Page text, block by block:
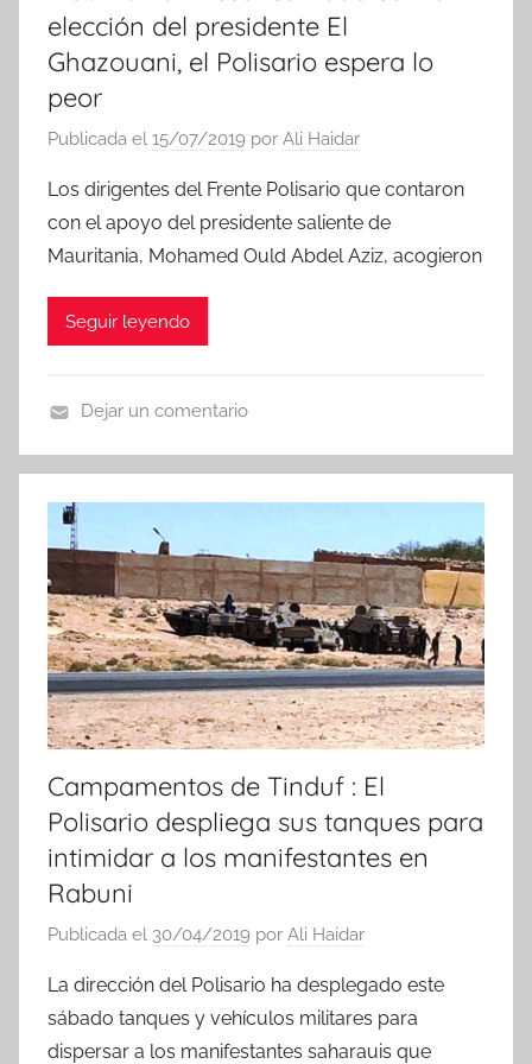
elección del presidente El
Ghazouani, el Polisario espera lo
peor
Publicada el 15/07/2019 por Ali Haidar
Los dirigentes del Frente Polisario que contaron
con el apoyo del presidente saliente de
Mauritania, Mohamed Ould Abdel Aziz, acogieron
Seguir leyendo
o
t
c
i
a
s
Dejar un comentario
Campamentos de Tinduf : El
Polisario despliega sus tanques para
intimidar a los manifestantes en
Rabuni
Publicada el 30/04/2019 por Ali Haidar
La dirección del Polisario ha desplegado este
sábado tanques y vehículos militares para
dispersar a los manifestantes saharauis que